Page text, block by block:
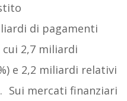
di pagamenti
cui 2,7 miliardi
e 2,2 miliardi relativi
Sui mercati finanziari